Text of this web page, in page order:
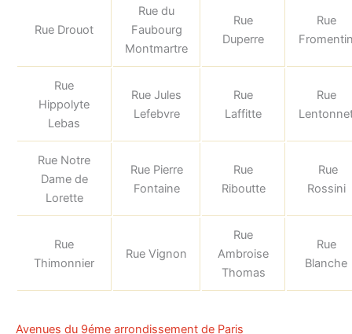
Rue Drouot
Rue du
Faubourg
Montmartre
Rue
Duperre
Rue
Rue
Hippolyte
Lebas
Rue Jules
Lefebvre
Rue
Laffitte
Rue
Rue Notre
Dame de
Lorette
Rue Pierre
Fontaine
Rue
Riboutte
Rue
Rossini
Rue
Thimonnier
Rue Vignon
Rue
Ambroise
Thomas
Rue
Blanche
Avenues du 9éme arrondissement de Paris